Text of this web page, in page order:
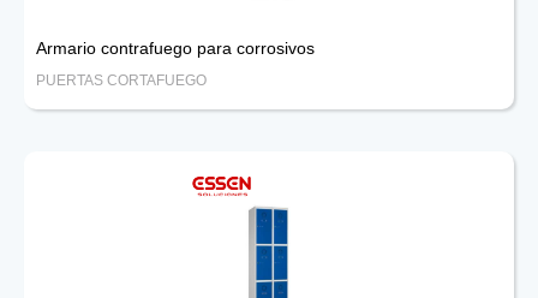
Armario contrafuego para corrosivos
PUERTAS CORTAFUEGO